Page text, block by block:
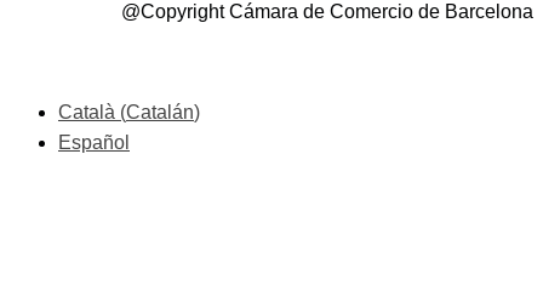
@Copyright Cámara de Comercio de Barcelona
Català (Catalán)
Español